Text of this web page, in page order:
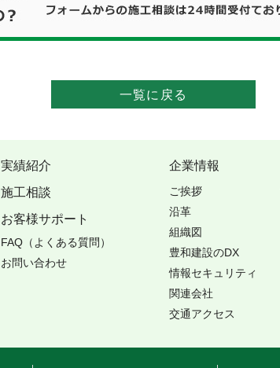
一覧に戻る
実績紹介
施工相談
お客様サポート
FAQ（よくある質問）
お問い合わせ
企業情報
ご挨拶
沿革
組織図
豊和建設のDX
情報セキュリティ
関連会社
交通アクセス